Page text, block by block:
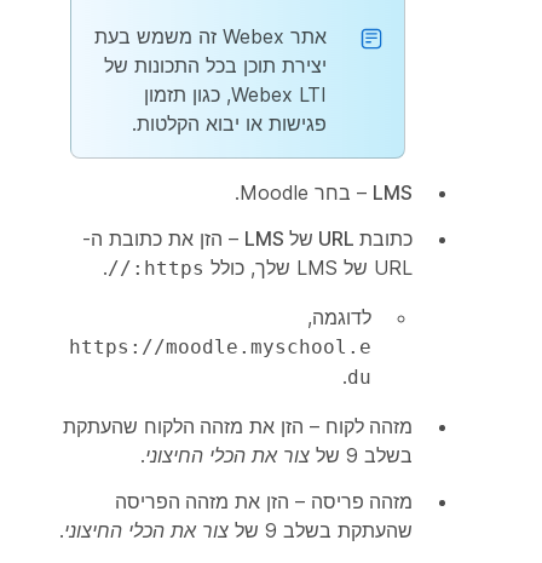
אתר Webex זה משמש בעת
יצירת תוכן בכל התכונות של
Webex LTI, כגון תזמון
פגישות או יבוא הקלטות.
LMS – בחר Moodle.
כתובת URL של LMS
– הזן את כתובת ה-
URL של LMS שלך, כולל
https://
.
לדוגמה,
https://moodle.myschool.e
du
.
מזהה לקוח – הזן את מזהה הלקוח שהעתקת
בשלב 9 של
צור את הכלי החיצוני.
מזהה פריסה – הזן את מזהה הפריסה
שהעתקת בשלב 9 של
צור את הכלי החיצוני.